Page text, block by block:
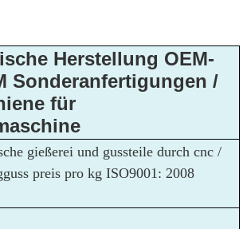
Herstellung OEM-
Sonderanfertigungen /
für
gießerei und gussteile durch cnc /
preis pro kg ISO9001: 2008